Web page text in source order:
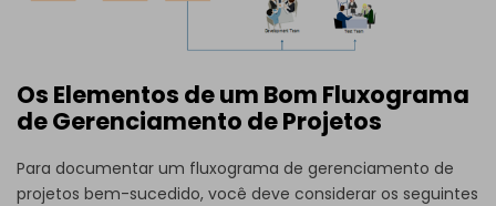
Os Elementos de um Bom Fluxograma
de Gerenciamento de Projetos
Para documentar um fluxograma de gerenciamento de
projetos bem-sucedido, você deve considerar os seguintes